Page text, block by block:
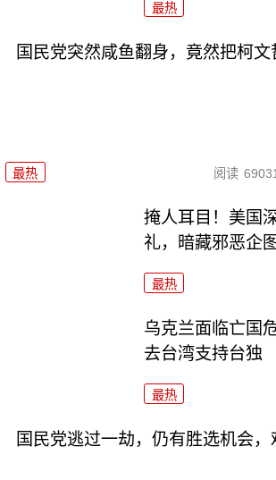
最热
国民党突然咸鱼翻身，竟然把柯文
最热 阅读
掩人耳目！美国
礼，暗藏邪恶企图
最热
乌克兰面临亡国
去台湾支持台独
最热
国民党逃过一劫，仍有胜选机会